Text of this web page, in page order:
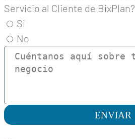
Servicio al Cliente de BixPlan?
Si
No
ENVIAR